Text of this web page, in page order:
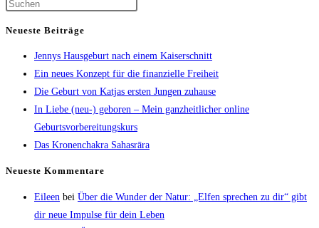
Neueste Beiträge
Jennys Hausgeburt nach einem Kaiserschnitt
Ein neues Konzept für die finanzielle Freiheit
Die Geburt von Katjas ersten Jungen zuhause
In Liebe (neu-) geboren – Mein ganzheitlicher online
Geburtsvorbereitungskurs
Das Kronenchakra Sahasrāra
Neueste Kommentare
Eileen bei Über die Wunder der Natur: „Elfen sprechen zu dir“ gibt
dir neue Impulse für dein Leben